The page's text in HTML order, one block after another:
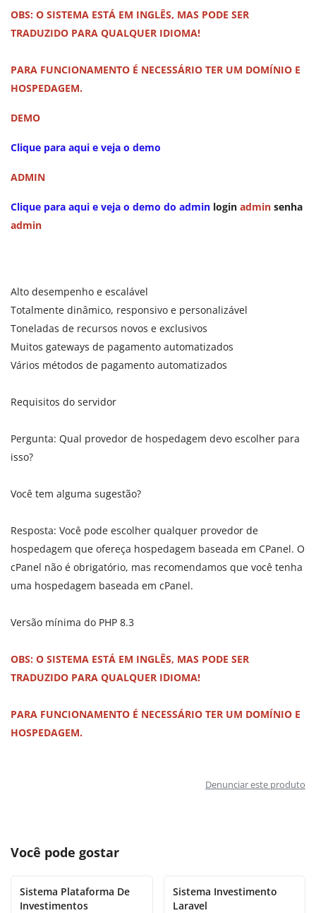
OBS: O SISTEMA ESTÁ EM INGLÊS, MAS PODE SER
TRADUZIDO PARA QUALQUER IDIOMA!
PARA FUNCIONAMENTO É NECESSÁRIO TER UM DOMÍNIO E
HOSPEDAGEM.
DEMO
Clique para aqui e veja o demo
ADMIN
Clique para aqui e veja o demo do admin login admin senha
admin
Alto desempenho e escalável
Totalmente dinâmico, responsivo e personalizável
Toneladas de recursos novos e exclusivos
Muitos gateways de pagamento automatizados
Vários métodos de pagamento automatizados
Requisitos do servidor
Pergunta: Qual provedor de hospedagem devo escolher para
isso?
Você tem alguma sugestão?
Resposta: Você pode escolher qualquer provedor de
hospedagem que ofereça hospedagem baseada em CPanel. O
cPanel não é obrigatório, mas recomendamos que você tenha
uma hospedagem baseada em cPanel.
Versão mínima do PHP 8.3
OBS: O SISTEMA ESTÁ EM INGLÊS, MAS PODE SER
TRADUZIDO PARA QUALQUER IDIOMA!
PARA FUNCIONAMENTO É NECESSÁRIO TER UM DOMÍNIO E
HOSPEDAGEM.
Denunciar este produto
Você pode gostar
Sistema Plataforma De
Investimentos
Sistema Investimento
Laravel